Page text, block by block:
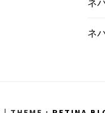
ネ
ネ